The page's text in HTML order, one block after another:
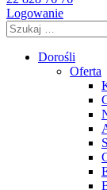
Logowanie
Szukaj:
Dorośli
Oferta